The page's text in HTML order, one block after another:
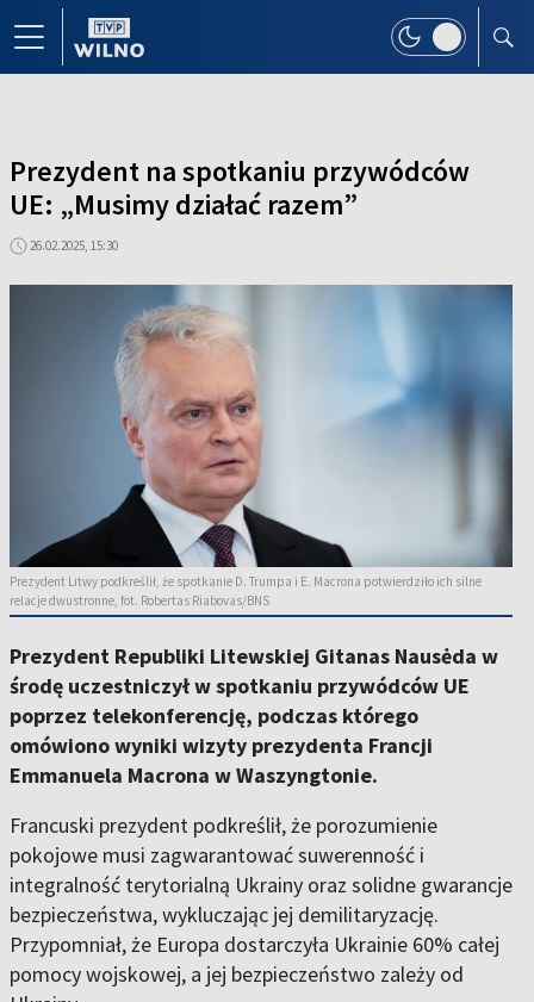
Prezydent na spotkaniu przywódców
UE: „Musimy działać razem”
26.02.2025, 15:30
Prezydent Litwy podkreślił, że spotkanie D. Trumpa i E. Macrona potwierdziło ich silne
relacje dwustronne, fot. Robertas Riabovas/BNS
Prezydent Republiki Litewskiej Gitanas Nausėda w
środę uczestniczył w spotkaniu przywódców UE
poprzez telekonferencję, podczas którego
omówiono wyniki wizyty prezydenta Francji
Emmanuela Macrona w Waszyngtonie.
Francuski prezydent podkreślił, że porozumienie
pokojowe musi zagwarantować suwerenność i
integralność terytorialną Ukrainy oraz solidne gwarancje
bezpieczeństwa, wykluczając jej demilitaryzację.
Przypomniał, że Europa dostarczyła Ukrainie 60% całej
pomocy wojskowej, a jej bezpieczeństwo zależy od